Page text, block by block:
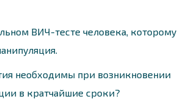
ВИЧ-тесте человека, которому
необходимы при возникновении
в кратчайшие сроки?